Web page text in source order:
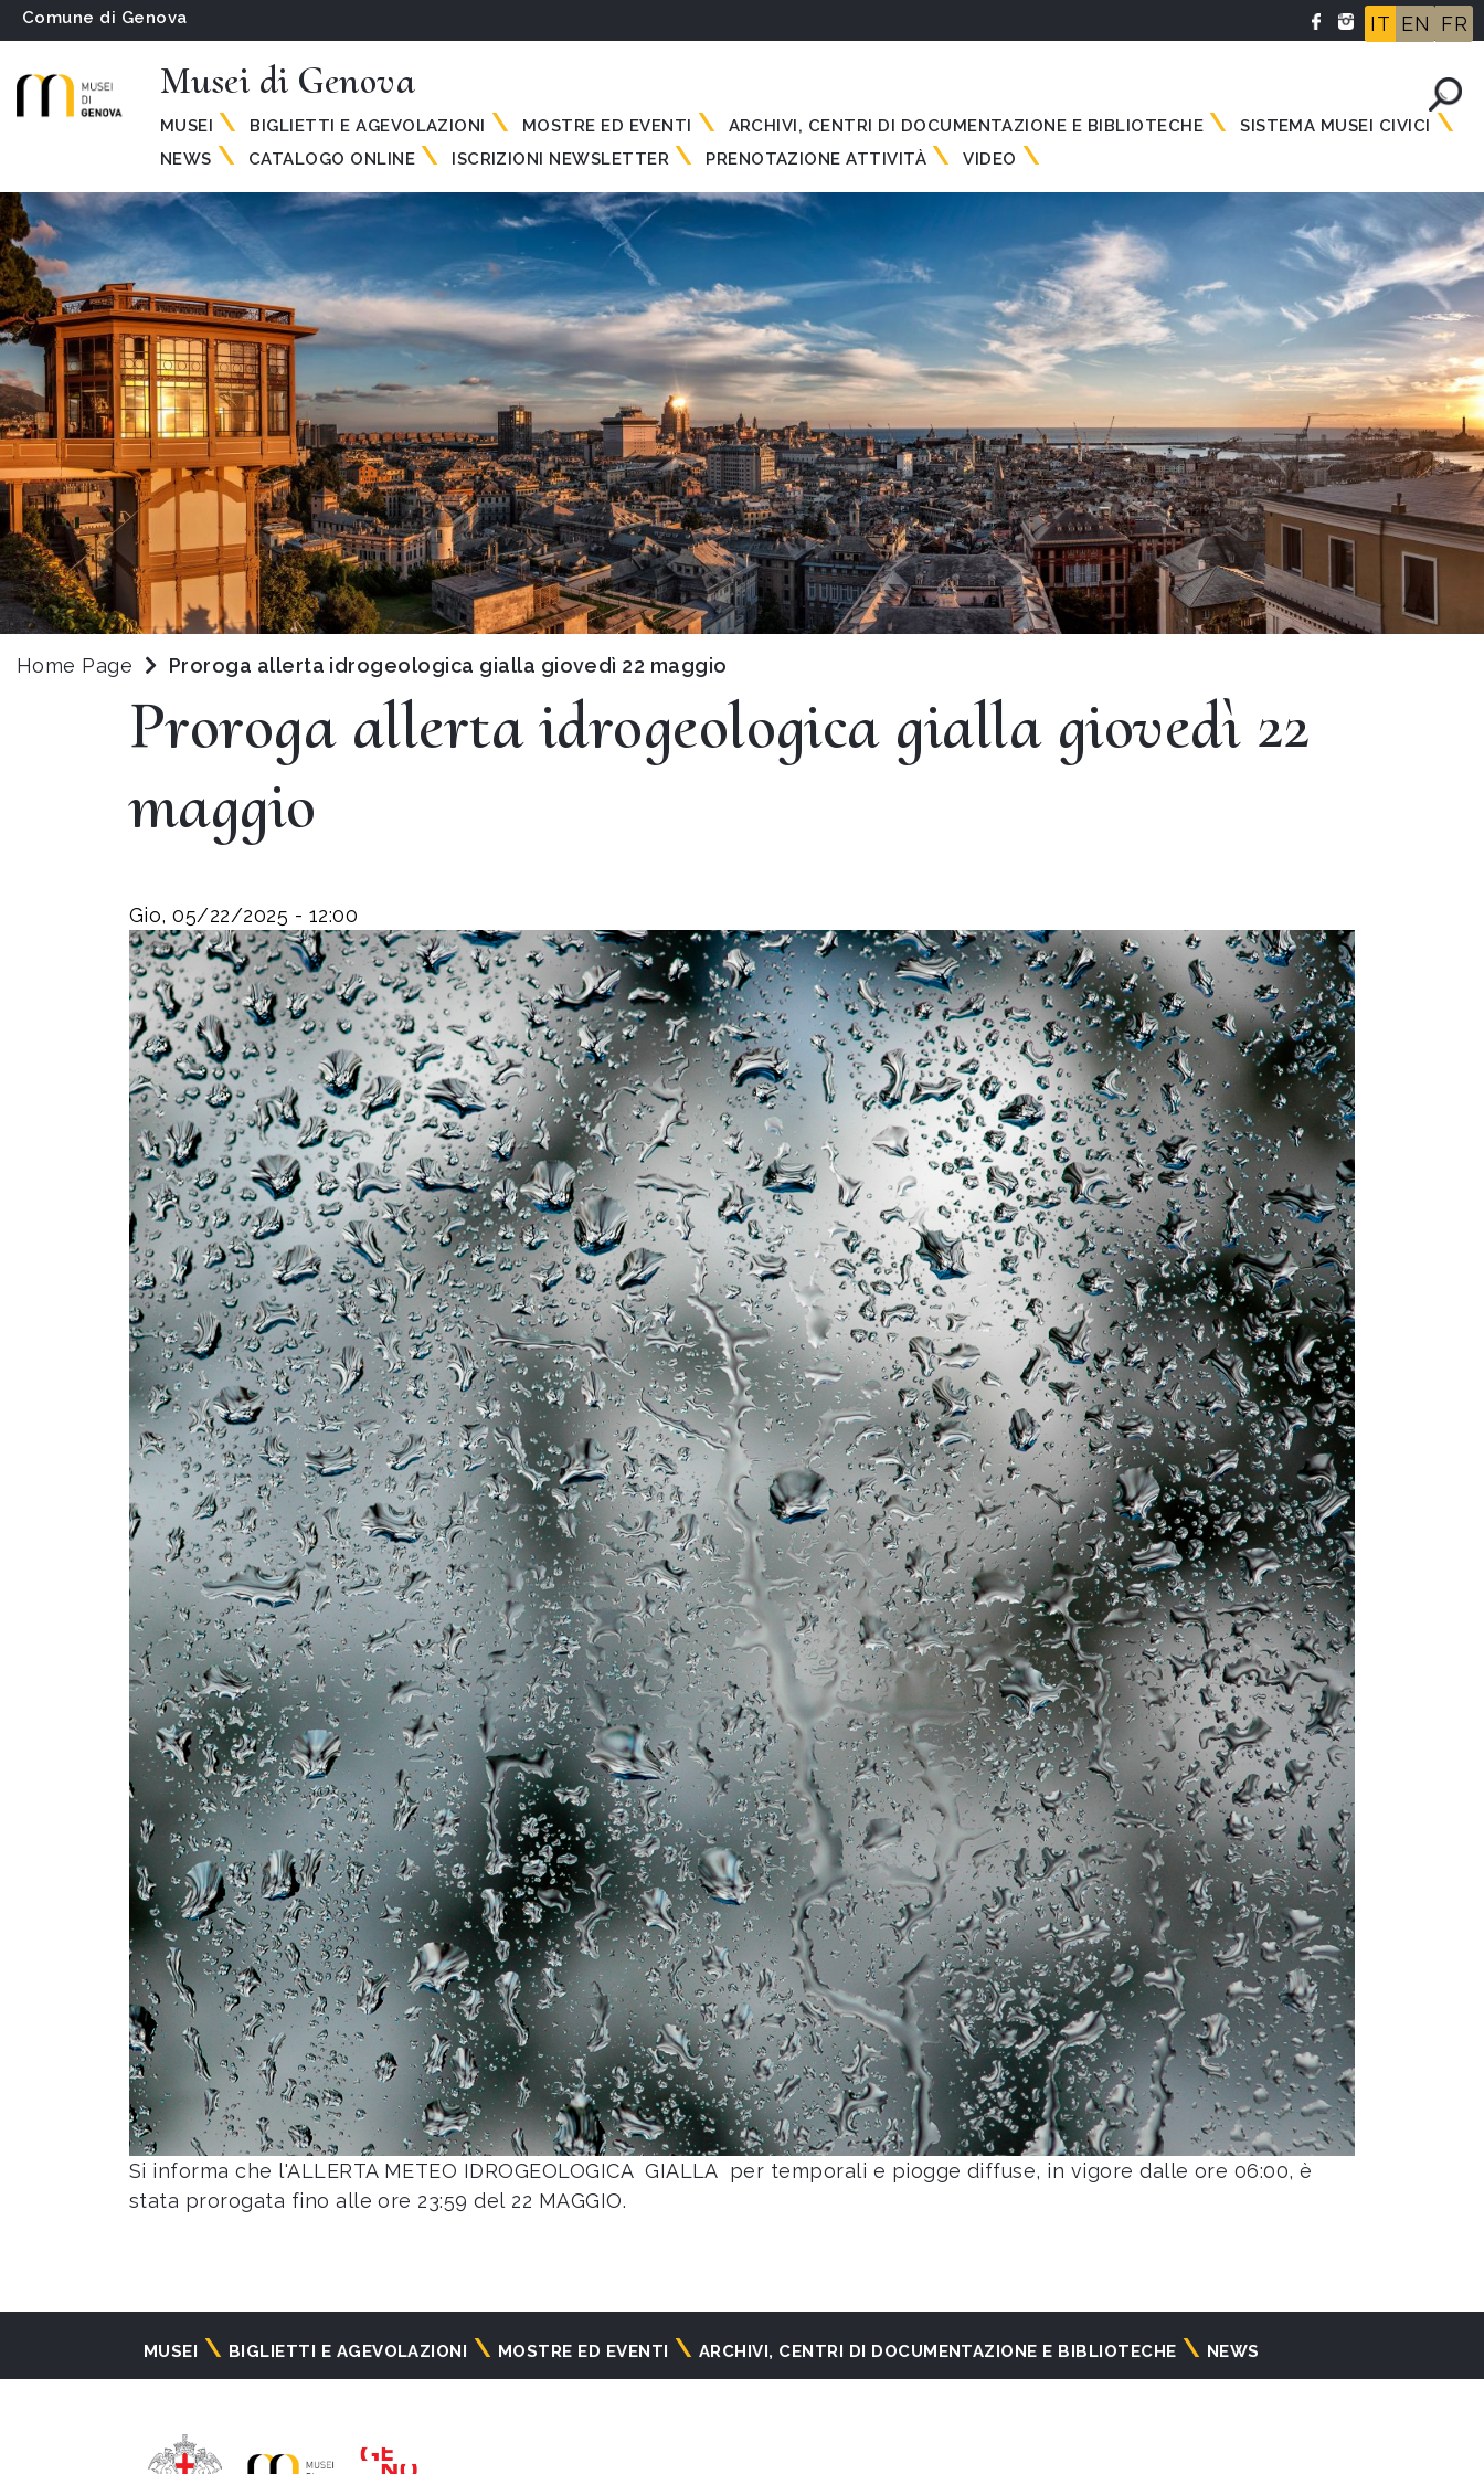
Comune di Genova IT EN FR
Musei di Genova
MUSEI BIGLIETTI E AGEVOLAZIONI MOSTRE ED EVENTI ARCHIVI, CENTRI DI DOCUMENTAZIONE E BIBLIOTECHE
SISTEMA MUSEI CIVICI
NEWS
CATALOGO ONLINE ISCRIZIONI NEWSLETTER PRENOTAZIONE ATTIVITÀ VIDEO
Home Page Proroga allerta idrogeologica gialla giovedì 22 maggio
Proroga allerta idrogeologica gialla giovedì 22
maggio
Gio, 05/22/2025 - 12:00
Si informa che l'ALLERTA METEO IDROGEOLOGICA GIALLA per temporali e piogge diffuse, in vigore dalle ore 06:00, è
stata prorogata fino alle ore 23:59 del 22 MAGGIO.
Navigazione
MUSEI BIGLIETTI E AGEVOLAZIONI MOSTRE ED EVENTI ARCHIVI, CENTRI DI DOCUMENTAZIONE E BIBLIOTECHE NEWS